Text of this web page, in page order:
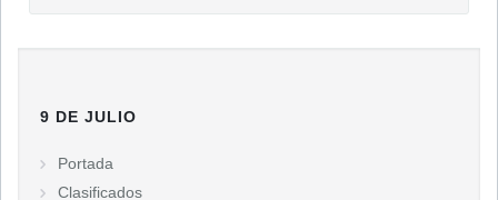
9 DE JULIO
Portada
Clasificados